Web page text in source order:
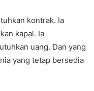
kontrak. Ia
kapal. Ia
uang. Dan yang
yang tetap bersedia